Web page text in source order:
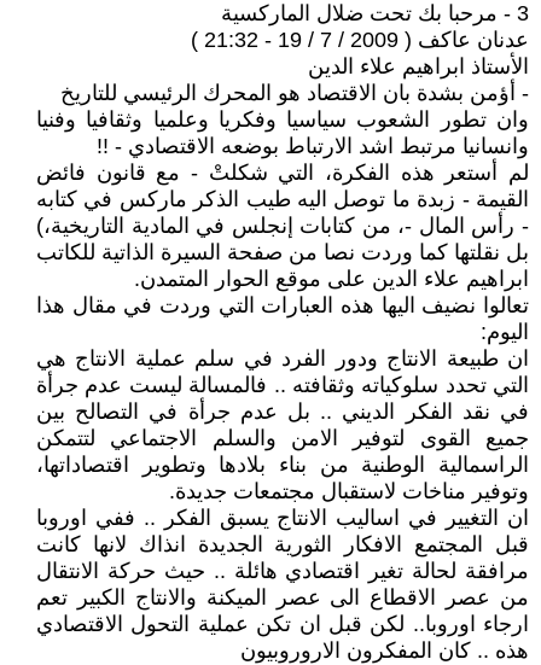
3 - مرحبا بك تحت ضلال الماركسية
عدنان عاكف ( 2009 / 7 / 19 - 21:32 )
الأستاذ ابراهيم علاء الدين
- أؤمن بشدة بان الاقتصاد هو المحرك الرئيسي للتاريخ
وان تطور الشعوب سياسيا وفكريا وعلميا وثقافيا وفنيا
وانسانيا مرتبط اشد الارتباط بوضعه الاقتصادي - !!
لم أستعر هذه الفكرة، التي شكلتْ - مع قانون فائض
القيمة - زبدة ما توصل اليه طيب الذكر ماركس في كتابه
- رأس المال -، من كتابات إنجلس في المادية التاريخية،)
بل نقلتها كما وردت نصا من صفحة السيرة الذاتية للكاتب
ابراهيم علاء الدين على موقع الحوار المتمدن.
تعالوا نضيف اليها هذه العبارات التي وردت في مقال هذا
اليوم:
ان طبيعة الانتاج ودور الفرد في سلم عملية الانتاج هي
التي تحدد سلوكياته وثقافته .. فالمسالة ليست عدم جرأة
في نقد الفكر الديني .. بل عدم جرأة في التصالح بين
جميع القوى لتوفير الامن والسلم الاجتماعي لتتمكن
الراسمالية الوطنية من بناء بلادها وتطوير اقتصاداتها،
وتوفير مناخات لاستقبال مجتمعات جديدة.
ان التغيير في اساليب الانتاج يسبق الفكر .. ففي اوروبا
قبل المجتمع الافكار الثورية الجديدة انذاك لانها كانت
مرافقة لحالة تغير اقتصادي هائلة .. حيث حركة الانتقال
من عصر الاقطاع الى عصر الميكنة والانتاج الكبير تعم
ارجاء اوروبا.. لكن قبل ان تكن عملية التحول الاقتصادي
هذه .. كان المفكرون الاروروبيون